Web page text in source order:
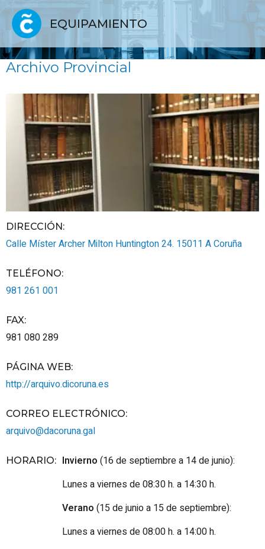
EQUIPAMIENTO
Archivo Provincial
DIRECCIÓN:
Calle Míster Archer Milton Huntington 24. 15011 A Coruña
TELÉFONO:
981 261 001
FAX:
981 080 289
PÁGINA WEB:
http://arquivo.dicoruna.es
CORREO ELECTRÓNICO:
arquivo@dacoruna.gal
HORARIO: Invierno (16 de septiembre a 14 de junio):
Lunes a viernes de 08:30 h. a 14:30 h.
Verano (15 de junio a 15 de septiembre):
Lunes a viernes de 08:00 h. a 14:00 h.